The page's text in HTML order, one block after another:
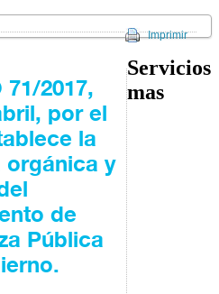
Imprimir
71/2017,
por el
la
orgánica y
de
Pública
Servicios
mas